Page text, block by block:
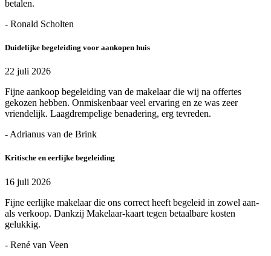
betalen.
- Ronald Scholten
Duidelijke begeleiding voor aankopen huis
22 juli 2026
Fijne aankoop begeleiding van de makelaar die wij na offertes
gekozen hebben. Onmiskenbaar veel ervaring en ze was zeer
vriendelijk. Laagdrempelige benadering, erg tevreden.
- Adrianus van de Brink
Kritische en eerlijke begeleiding
16 juli 2026
Fijne eerlijke makelaar die ons correct heeft begeleid in zowel aan-
als verkoop. Dankzij Makelaar-kaart tegen betaalbare kosten
gelukkig.
- René van Veen